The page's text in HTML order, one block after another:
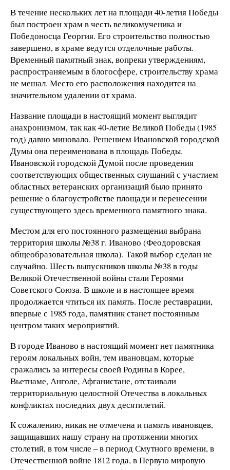
В течение нескольких лет на площади 40-летия Победы
был построен храм в честь великомученика и
Победоносца Георгия. Его строительство полностью
завершено, в храме ведутся отделочные работы.
Временный памятный знак, вопреки утверждениям,
распространяемым в блогосфере, строительству храма
не мешал. Место его расположения находится на
значительном удалении от храма.
Название площади в настоящий момент выглядит
анахронизмом, так как 40-летие Великой Победы (1985
год) давно миновало. Решением Ивановской городской
Думы она переименована в площадь Победы.
Ивановской городской Думой после проведения
соответствующих общественных слушаний с участием
областных ветеранских организаций было принято
решение о благоустройстве площади и перенесении
существующего здесь временного памятного знака.
Местом для его постоянного размещения выбрана
территория школы №38 г. Иваново (Феодоровская
общеобразовательная школа). Такой выбор сделан не
случайно. Шесть выпускников школы №38 в годы
Великой Отечественной войны стали Героями
Советского Союза. В школе и в настоящее время
продолжается чтиться их память. После реставрации,
впервые с 1985 года, памятник станет постоянным
центром таких мероприятий.
В городе Иваново в настоящий момент нет памятника
героям локальных войн, тем ивановцам, которые
сражались за интересы своей Родины в Корее,
Вьетнаме, Анголе, Афганистане, отстаивали
территориальную целостной Отечества в локальных
конфликтах последних двух десятилетий.
К сожалению, никак не отмечена и память ивановцев,
защищавших нашу страну на протяжении многих
столетий, в том числе – в период Смутного времени, в
Отечественной войне 1812 года, в Первую мировую